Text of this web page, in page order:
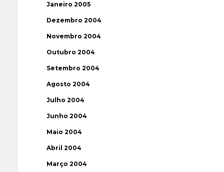
Janeiro 2005
Dezembro 2004
Novembro 2004
Outubro 2004
Setembro 2004
Agosto 2004
Julho 2004
Junho 2004
Maio 2004
Abril 2004
Março 2004